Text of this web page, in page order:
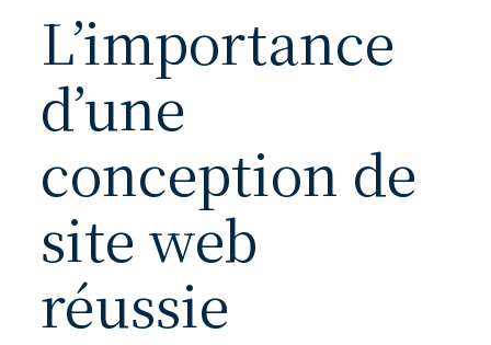
L’importance
d’une
conception de
site web
réussie